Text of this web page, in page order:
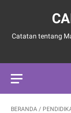
Catatan tentang
BERANDA /